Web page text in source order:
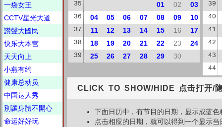
一袋女王
CCTV星光大道
讚聲大國民
快乐大本营
天天向上
小燕有约
健康总动员
中国达人秀
別讓身體不開心
命运好好玩
35
01 02 03
36 04 05 06 07 08 09 10
37 11 12 13 14 15 16 17
38 18 19 20 21 22 23 24
39 25 26 27 28 29 30
39
40
41
42
43
44
CLICK TO SHOW/HIDE 点击打开/
下面日历中，有节目的日期，显示成蓝
点击相应的日期，就可以得到一个显示